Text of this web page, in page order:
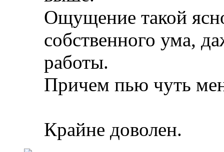
Ощущение такой
собственного ума,
работы.
Причем пью чуть
Крайне доволен.